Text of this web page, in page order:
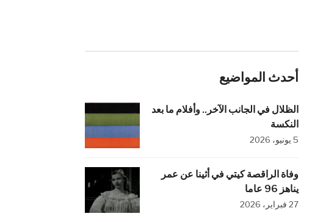
أحدث المواضيع
الظلال في الجانب الآخر.. وأفلام ما بعد
النكسة
5 يونيو، 2026
وفاة الراقصة كيتي في أثينا عن عمر
يناهز 96 عاما
27 فبراير، 2026